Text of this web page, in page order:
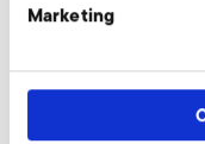
Marketing
AirKnife